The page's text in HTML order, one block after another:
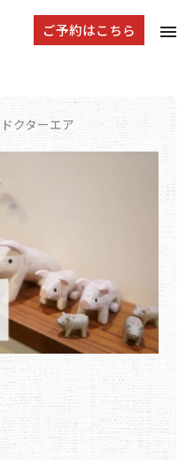
ご予約はこちら
ドクターエア